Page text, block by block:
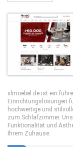
xlmoebel.de ist ein
Einrichtungslösungen
hochwertige und
zum Schlafzimmer.
Funktionalität und
Ihrem Zuhause.